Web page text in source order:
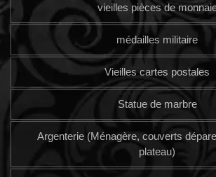
vieilles pièces de
médailles militaire
Vieilles cartes postales
Statue de marbre
Argenterie (Ménagère, couverts
plateau)